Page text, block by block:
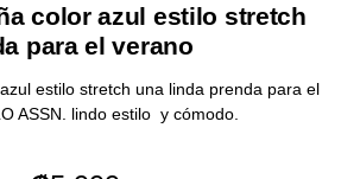
color azul estilo stretch
para el verano
estilo stretch una linda prenda para el
ASSN. lindo estilo y cómodo.